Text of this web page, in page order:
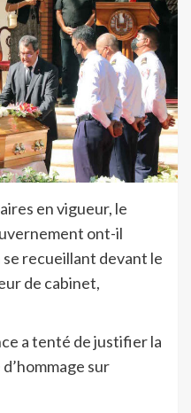
en vigueur, le
ont-il
recueillant devant le
de cabinet,
a tenté de justifier la
sur